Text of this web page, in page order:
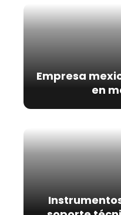
Empresa
en